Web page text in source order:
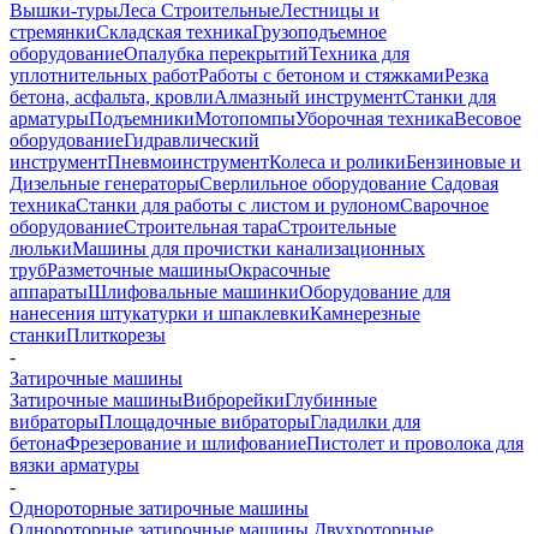
Вышки-турыЛеса СтроительныеЛестницы и
стремянкиСкладская техникаГрузоподъемное
оборудованиеОпалубка перекрытийТехника для
уплотнительных работРаботы с бетоном и стяжкамиРезка
бетона, асфальта, кровлиАлмазный инструментСтанки для
арматурыПодъемникиМотопомпыУборочная техникаВесовое
оборудованиеГидравлический
инструментПневмоинструментКолеса и роликиБензиновые и
Дизельные генераторыСверлильное оборудование Садовая
техникаСтанки для работы с листом и рулономСварочное
оборудованиеСтроительная тараСтроительные
люлькиМашины для прочистки канализационных
трубРазметочные машиныОкрасочные
аппаратыШлифовальные машинкиОборудование для
нанесения штукатурки и шпаклевкиКамнерезные
станкиПлиткорезы
-
Затирочные машины
Затирочные машиныВиброрейкиГлубинные
вибраторыПлощадочные вибраторыГладилки для
бетонаФрезерование и шлифованиеПистолет и проволока для
вязки арматуры
-
Однороторные затирочные машины
Однороторные затирочные машины Двухроторные